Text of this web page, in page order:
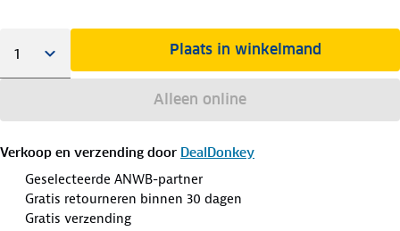
Plaats in winkelmand
Alleen online
Verkoop en verzending door DealDonkey
Geselecteerde ANWB-partner
Gratis retourneren binnen 30 dagen
Gratis verzending